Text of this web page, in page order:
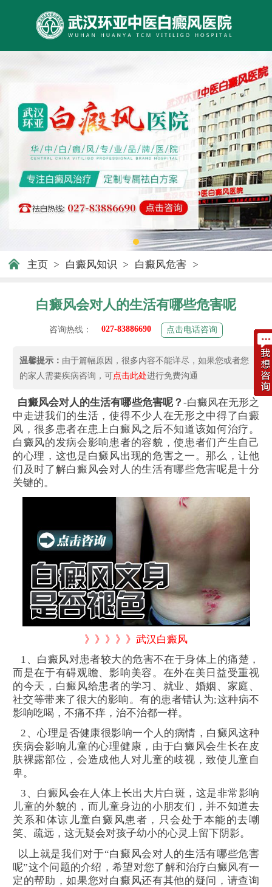
主页 > 白癜风知识 > 白癜风危害 >
白癜风会对人的生活有哪些危害呢
咨询热线： 027-83886690 点击电话咨询
温馨提示： 由于篇幅原因，很多内容不能详尽，如果您或者您
的家人需要疾病咨询，可点击此处进行免费沟通
白癜风会对人的生活有哪些危害呢？ -白癜风在无形之
中走进我们的生活，使得不少人在无形之中得了白癜
风，很多患者在患上白癜风之后不知道该如何治疗。
白癜风的发病会影响患者的容貌，使患者们产生自己
的心理，这也是白癜风出现的危害之一。那么，让他
们及时了解白癜风会对人的生活有哪些危害呢是十分
关键的。
》》》》》武汉白癜风
1、白癜风对患者较大的危害不在于身体上的痛楚，
而是在于有碍观瞻、影响美容。在外在美日益受重视
的今天，白癜风给患者的学习、就业、婚姻、家庭、
社交等带来了很大的影响。有的患者错认为;这种病不
影响吃喝，不痛不痒，治不治都一样。
2、心理是否健康很影响一个人的病情，白癜风这种
疾病会影响儿童的心理健康，由于白癜风会生长在皮
肤裸露部位，会造成他人对儿童的歧视，致使儿童自
卑。
3、白癜风会在人体上长出大片白斑，这是非常影响
儿童的外貌的，而儿童身边的小朋友们，并不知道去
关系和体谅儿童白癜风患者，只会处于本能的去嘲
笑、疏远，这无疑会对孩子幼小的心灵上留下阴影。
以上就是我们对于“白癜风会对人的生活有哪些危害
呢”这个问题的介绍，希望对您了解和治疗白癜风有一
定的帮助，如果您对白癜风还有其他的疑问，请查询